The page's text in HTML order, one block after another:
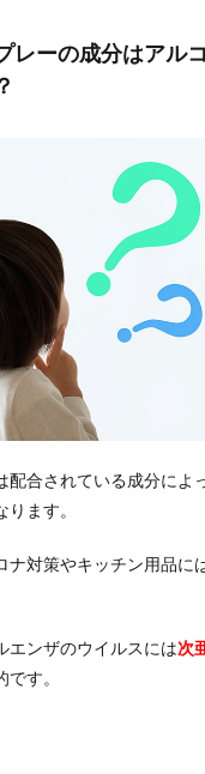
レーの成分はアル
配合されている成分によ
ます。
ナ対策やキッチン用品に
エンザのウイルスには次
す。